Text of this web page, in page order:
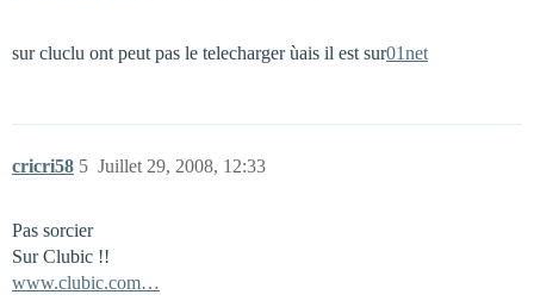
sur cluclu ont peut pas le telecharger ùais il est sur01net
cricri58 Juillet 29, 2008, 12:33
5
Pas sorcier
Sur Clubic !!
www.clubic.com…